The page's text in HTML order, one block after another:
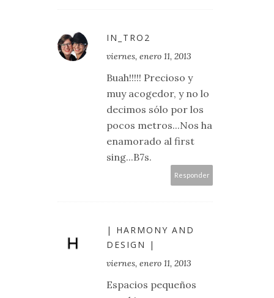
IN_TRO2
viernes, enero 11, 2013
Buah!!!!! Precioso y
muy acogedor, y no lo
decimos sólo por los
pocos metros...Nos ha
enamorado al first
sing...B7s.
Responder
| HARMONY AND
DESIGN |
viernes, enero 11, 2013
Espacios pequeños